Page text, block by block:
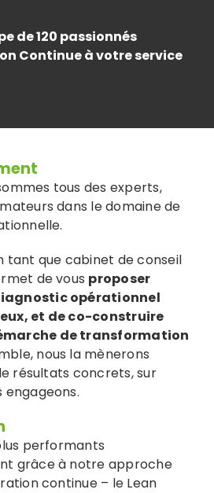
de 120 passionnés
Continue à votre service
tous des experts,
dans le domaine de
tant que cabinet de conseil
de vous proposer
opérationnel
et de co-construire
de transformation
nous la mènerons
résultats concrets, sur
engageons.
performants
grâce à notre approche
continue – le Lean